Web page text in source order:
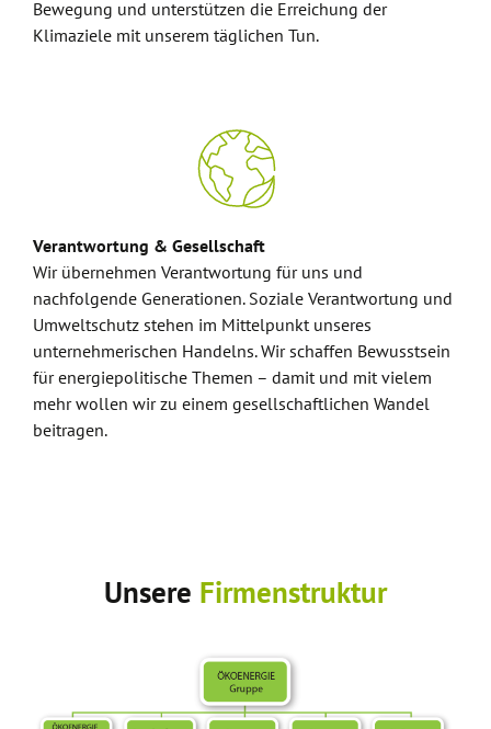
Bewegung und unterstützen die Erreichung der
Klimaziele mit unserem täglichen Tun.
Verantwortung & Gesellschaft
Wir übernehmen Verantwortung für uns und
nachfolgende Generationen. Soziale Verantwortung und
Umweltschutz stehen im Mittelpunkt unseres
unternehmerischen Handelns. Wir schaffen Bewusstsein
für energiepolitische Themen – damit und mit vielem
mehr wollen wir zu einem gesellschaftlichen Wandel
beitragen.
Unsere Firmenstruktur